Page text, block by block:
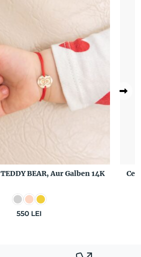
BEAR, Aur Galben 14K
550 LEI